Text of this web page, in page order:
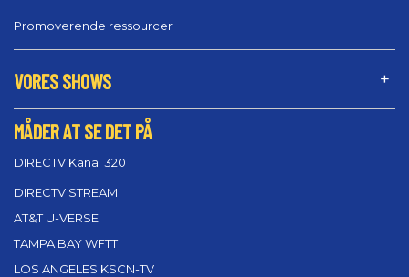
Promoverende ressourcer
VORES SHOWS
MÅDER AT SE DET PÅ
DIRECTV Kanal 320
DIRECTV STREAM
AT&T U-VERSE
TAMPA BAY WFTT
LOS ANGELES KSCN-TV